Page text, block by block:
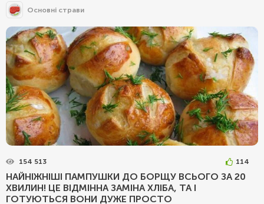
Основні страви
154 513 114
НАЙНІЖНІШІ ПАМПУШКИ ДО БОРЩУ ВСЬОГО ЗА 20
ХВИЛИН! ЦЕ ВІДМІННА ЗАМІНА ХЛІБА, ТА І
ГОТУЮТЬСЯ ВОНИ ДУЖЕ ПРОСТО